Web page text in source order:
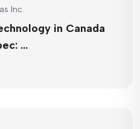
Inc.
in Canada
…